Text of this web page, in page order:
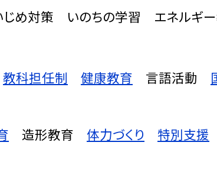
め対策 いのちの学習 エネルギ
教科担任制 健康教育 言語活動
造形教育 体力づくり 特別支援